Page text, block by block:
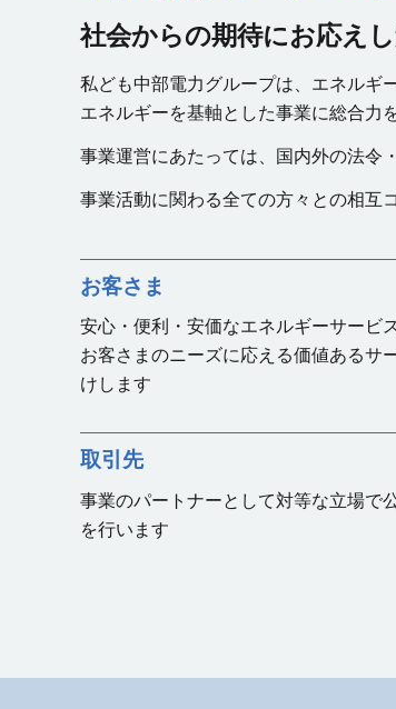
社会からの期待にお応えし
私ども中部電力グループは、 エネルギ
エネルギーを基軸とした事業に総合力
事業運営にあたっては、 国内外の法令
事業活動に関わる全ての方々との相互
お客さま
安心・便利・安価なエネルギーサービ
お客さまのニーズに応える価値あるサ
けします
取引先
事業のパートナーとして対等な立場で
を行います